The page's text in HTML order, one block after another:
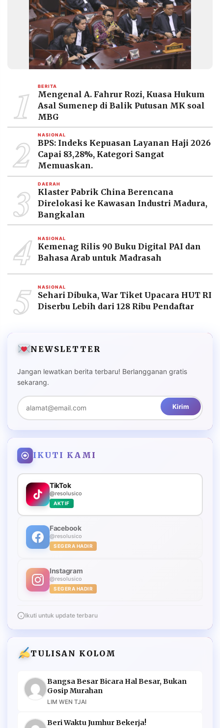
1 BERITA
Mengenal A. Fahrur Rozi, Kuasa Hukum
Asal Sumenep di Balik Putusan MK soal
MBG
2 NASIONAL
BPS: Indeks Kepuasan Layanan Haji 2026
Capai 83,28%, Kategori Sangat
Memuaskan.
3 DAERAH
Klaster Pabrik China Berencana
Direlokasi ke Kawasan Industri Madura,
Bangkalan
4 NASIONAL
Kemenag Rilis 90 Buku Digital PAI dan
Bahasa Arab untuk Madrasah
5 NASIONAL
Sehari Dibuka, War Tiket Upacara HUT RI
Diserbu Lebih dari 128 Ribu Pendaftar
NEWSLETTER
Jangan lewatkan berita terbaru! Berlangganan gratis
sekarang.
Kirim
IKUTI KAMI
TikTok
@resolusico
AKTIF
Facebook
@resolusico
SEGERA HADIR
Instagram
@resolusico
SEGERA HADIR
Ikuti untuk update terbaru
TULISAN KOLOM
Bangsa Besar Bicara Hal Besar, Bukan
Gosip Murahan
LIM WEN TJAI
Beri Waktu Jumhur Bekerja!